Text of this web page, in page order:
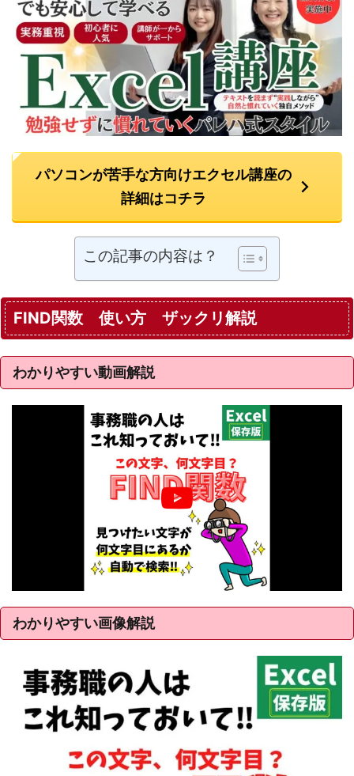
パソコンが苦手な方向けエクセル講座の
詳細はコチラ
この記事の内容は？
FIND関数 使い方 ザックリ解説
わかりやすい動画解説
わかりやすい画像解説